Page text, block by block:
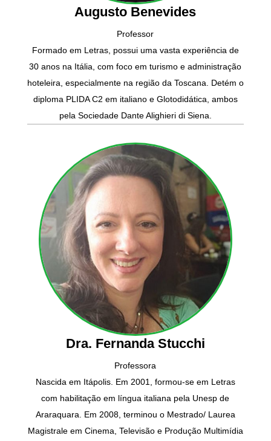
Augusto Benevides
Professor
Formado em Letras, possui uma vasta experiência de
30 anos na Itália, com foco em turismo e administração
hoteleira, especialmente na região da Toscana. Detém o
diploma PLIDA C2 em italiano e Glotodidática, ambos
pela Sociedade Dante Alighieri di Siena.
Dra. Fernanda Stucchi
Professora
Nascida em Itápolis. Em 2001, formou-se em Letras
com habilitação em língua italiana pela Unesp de
Araraquara. Em 2008, terminou o Mestrado/ Laurea
Magistrale em Cinema, Televisão e Produção Multimídia